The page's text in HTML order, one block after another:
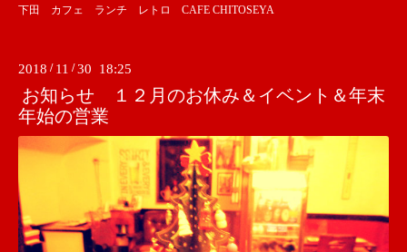
下田 カフェ ランチ レトロ CAFE CHITOSEYA
2018 / 11 /30 18:25
お知らせ １２月のお休み＆イベント＆年末
年始の営業